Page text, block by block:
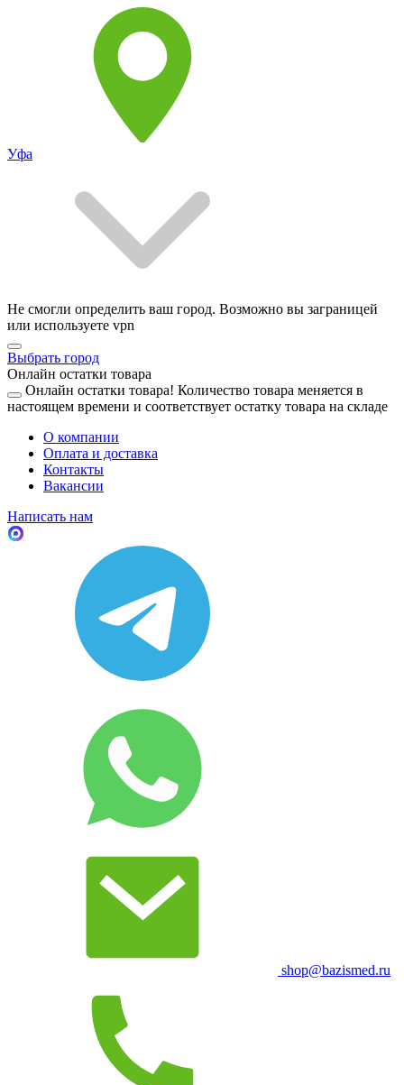
Уфа
Не смогли определить ваш город. Возможно вы заграницей
или используете vpn
Выбрать город
Онлайн остатки товара
Онлайн остатки товара! Количество товара меняется в
настоящем времени и соответствует остатку товара на складе
О компании
Оплата и доставка
Контакты
Вакансии
Написать нам
shop@bazismed.ru